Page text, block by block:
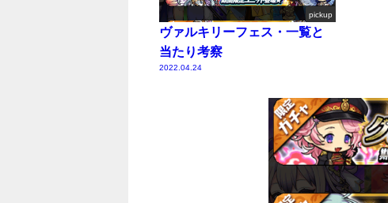
pickup
ヴァルキリーフェス・一覧と
当たり考察
2022.04.24